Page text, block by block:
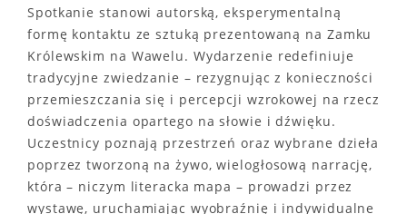
Spotkanie stanowi autorską, eksperymentalną
formę kontaktu ze sztuką prezentowaną na Zamku
Królewskim na Wawelu. Wydarzenie redefiniuje
tradycyjne zwiedzanie – rezygnując z konieczności
przemieszczania się i percepcji wzrokowej na rzecz
doświadczenia opartego na słowie i dźwięku.
Uczestnicy poznają przestrzeń oraz wybrane dzieła
poprzez tworzoną na żywo, wielogłosową narrację,
która – niczym literacka mapa – prowadzi przez
wystawę, uruchamiając wyobraźnię i indywidualne